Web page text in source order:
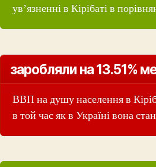
ув’язненні в Кірібаті в
заробляли на 13.51%
ВВП на душу населення в
в той час як в Україні вона